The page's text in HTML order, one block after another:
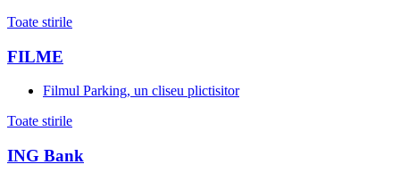
Toate stirile
FILME
Filmul Parking, un cliseu plictisitor
Toate stirile
ING Bank